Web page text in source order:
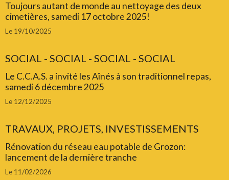
Toujours autant de monde au nettoyage des deux
cimetières, samedi 17 octobre 2025!
Le 19/10/2025
SOCIAL - SOCIAL - SOCIAL - SOCIAL
Le C.C.A.S. a invité les Aînés à son traditionnel repas,
samedi 6 décembre 2025
Le 12/12/2025
TRAVAUX, PROJETS, INVESTISSEMENTS
Rénovation du réseau eau potable de Grozon:
lancement de la dernière tranche
Le 11/02/2026